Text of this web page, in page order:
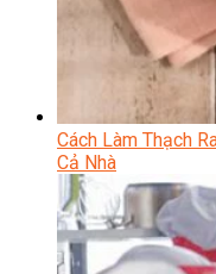
Cách Làm Thạch
Cả Nhà